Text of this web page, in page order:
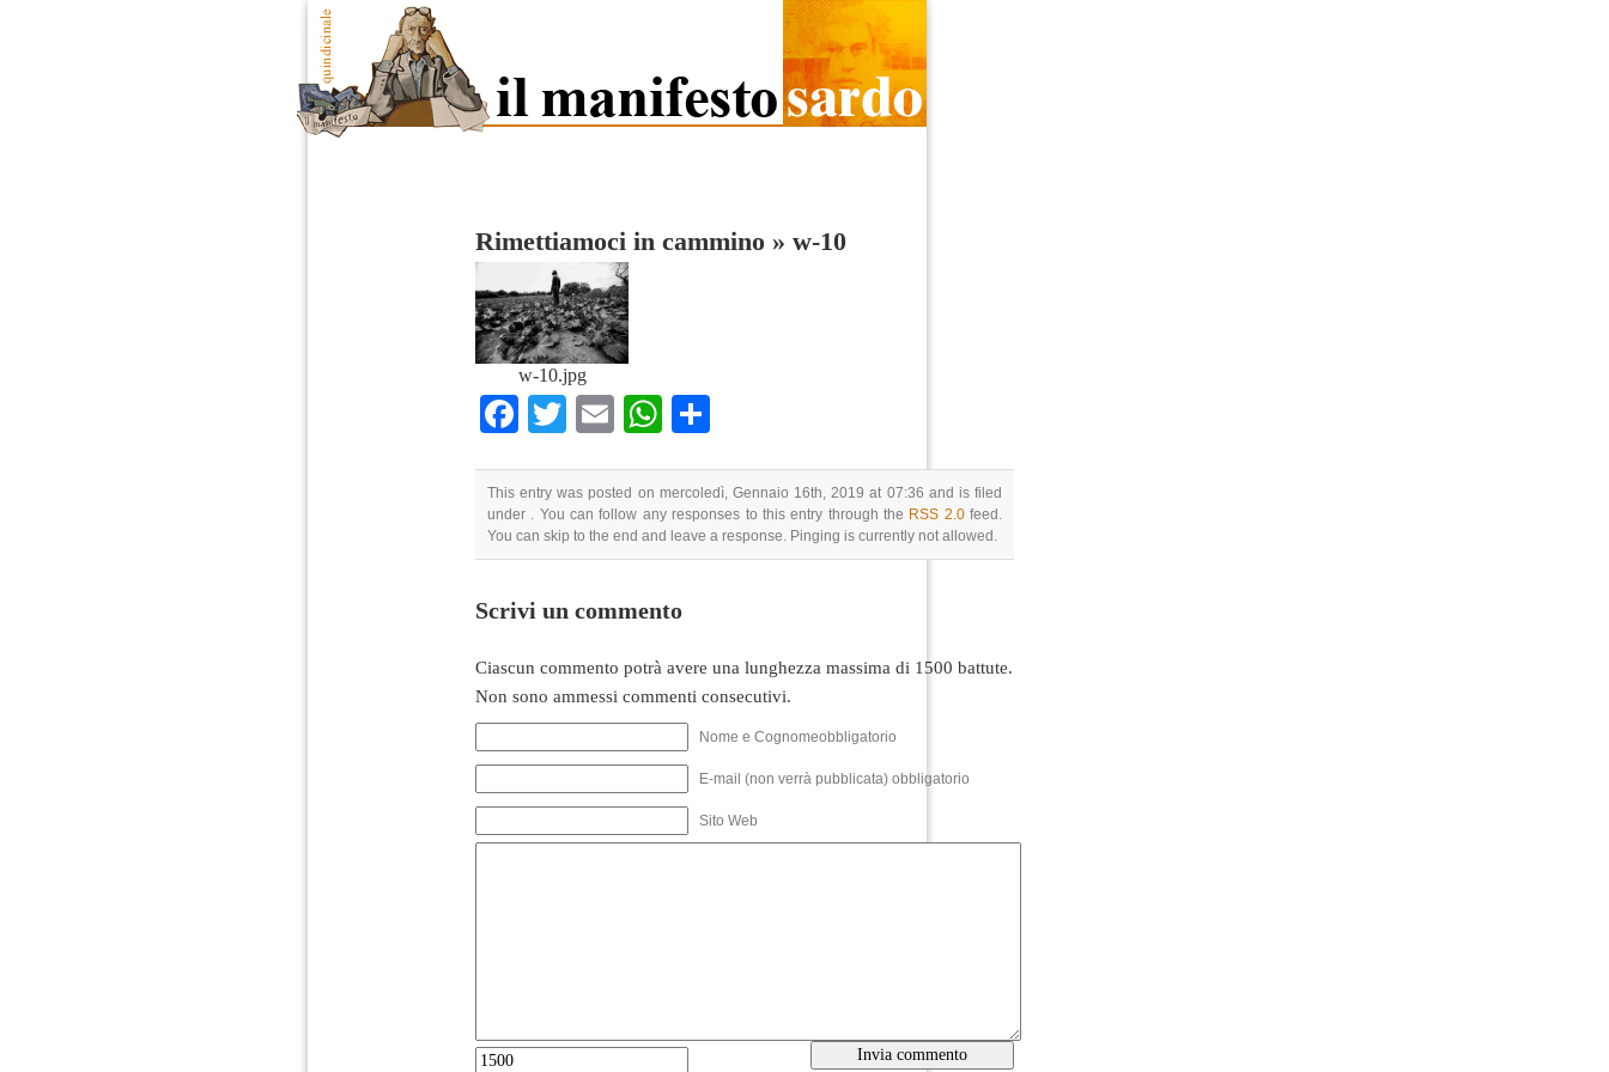
Rimettiamoci in cammino » w-10
w-10.jpg
Facebook
TwitterEmailWhatsApp
This entry was posted on mercoledì, Gennaio 16th, 2019 at 07:36 and is filed
under . You can follow any responses to this entry through the RSS 2.0feed.
You can skip to the end and leave a response. Pinging is currently not allowed.
Scrivi un commento
Ciascun commento potrà avere una lunghezza massima di 1500 battute.
Non sono ammessi commenti consecutivi.
Nome e Cognomeobbligatorio
E-mail (non verrà pubblicata) obbligatorio
Sito Web